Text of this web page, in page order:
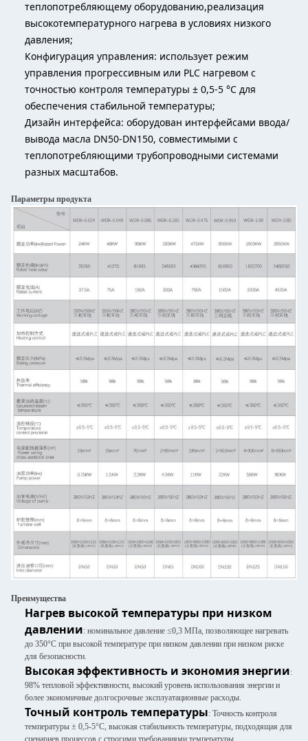
теплопотребляющему оборудованию,реализация
высокотемпературного нагрева в условиях низкого
давления;
Конфигурация управления: использует режим
управления прогрессивным или PLC нагревом с
точностью контроля температуры ± 0,5-5 °C для
обеспечения стабильной температуры;
Дизайн интерфейса: оборудован интерфейсами ввода/
вывода масла DN50-DN150, совместимыми с
теплопотребляющими трубопроводными системами
разных масштабов.
Параметры продукта
Преимущества
Нагрев высокой температуры при низком
давлении: номинальное давление ≤0,3 МПа, позволяющее нагревать
до 350°C при высокой температуре при низком давлении при низком риске
для безопасности.
Высокая эффективность и экономия энергии:
98% тепловой эффективности, высокий уровень использования энергии и
более экономичные долгосрочные эксплуатационные расходы.
Точный контроль температуры: Точность контроля
температуры ± 0,5-5°C, высокая стабильность температуры, подходящая для
сценариев процессов с строгими требованиями температуры.